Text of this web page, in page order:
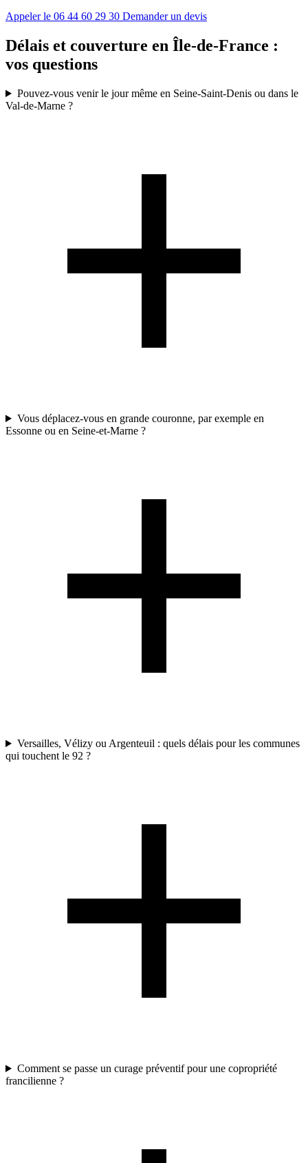
Appeler le 06 44 60 29 30 Demander un devis
Délais et couverture en Île-de-France :
vos questions
Pouvez-vous venir le jour même en Seine-Saint-Denis ou dans le
Val-de-Marne ?
Vous déplacez-vous en grande couronne, par exemple en
Essonne ou en Seine-et-Marne ?
Versailles, Vélizy ou Argenteuil : quels délais pour les communes
qui touchent le 92 ?
Comment se passe un curage préventif pour une copropriété
francilienne ?